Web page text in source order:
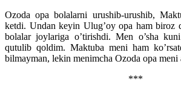
Ozoda opa bolalarni urushib-urushib,
ketdi. Undan keyin Ulug’oy opa ham biroz
bolalar joylariga o’tirishdi. Men o’sha
qutulib qoldim. Maktuba meni ham
bilmayman, lekin menimcha Ozoda opa meni
***